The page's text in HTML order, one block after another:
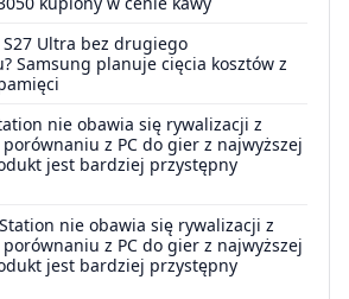
S27 Ultra bez drugiego
Samsung planuje cięcia kosztów z
nie obawia się rywalizacji z
porównaniu z PC do gier z najwyższej
jest bardziej przystępny
nie obawia się rywalizacji z
porównaniu z PC do gier z najwyższej
jest bardziej przystępny